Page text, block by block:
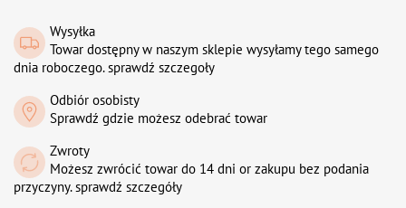
Wysyłka
Towar dostępny w naszym sklepie wysyłamy tego samego
dnia roboczego. sprawdź szczegoły
Odbiór osobisty
Sprawdź gdzie możesz odebrać towar
Zwroty
Możesz zwrócić towar do 14 dni or zakupu bez podania
przyczyny. sprawdź szczegóły